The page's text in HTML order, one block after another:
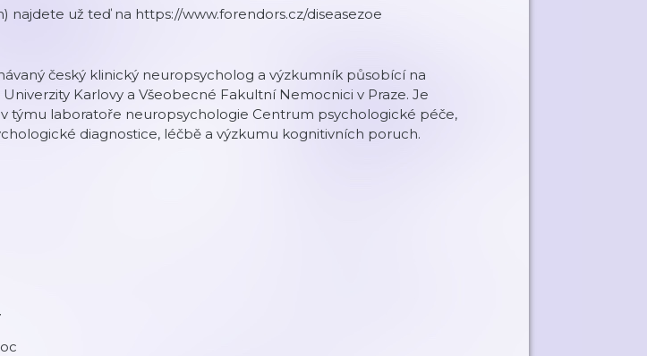
najdete už teď na ⁠https://www.forendors.cz/diseasezoe
český klinický neuropsycholog a výzkumník působící na
Karlovy a Všeobecné Fakultní Nemocnici v Praze. Je
týmu laboratoře neuropsychologie Centrum psychologické péče,
diagnostice, léčbě a výzkumu kognitivních poruch.